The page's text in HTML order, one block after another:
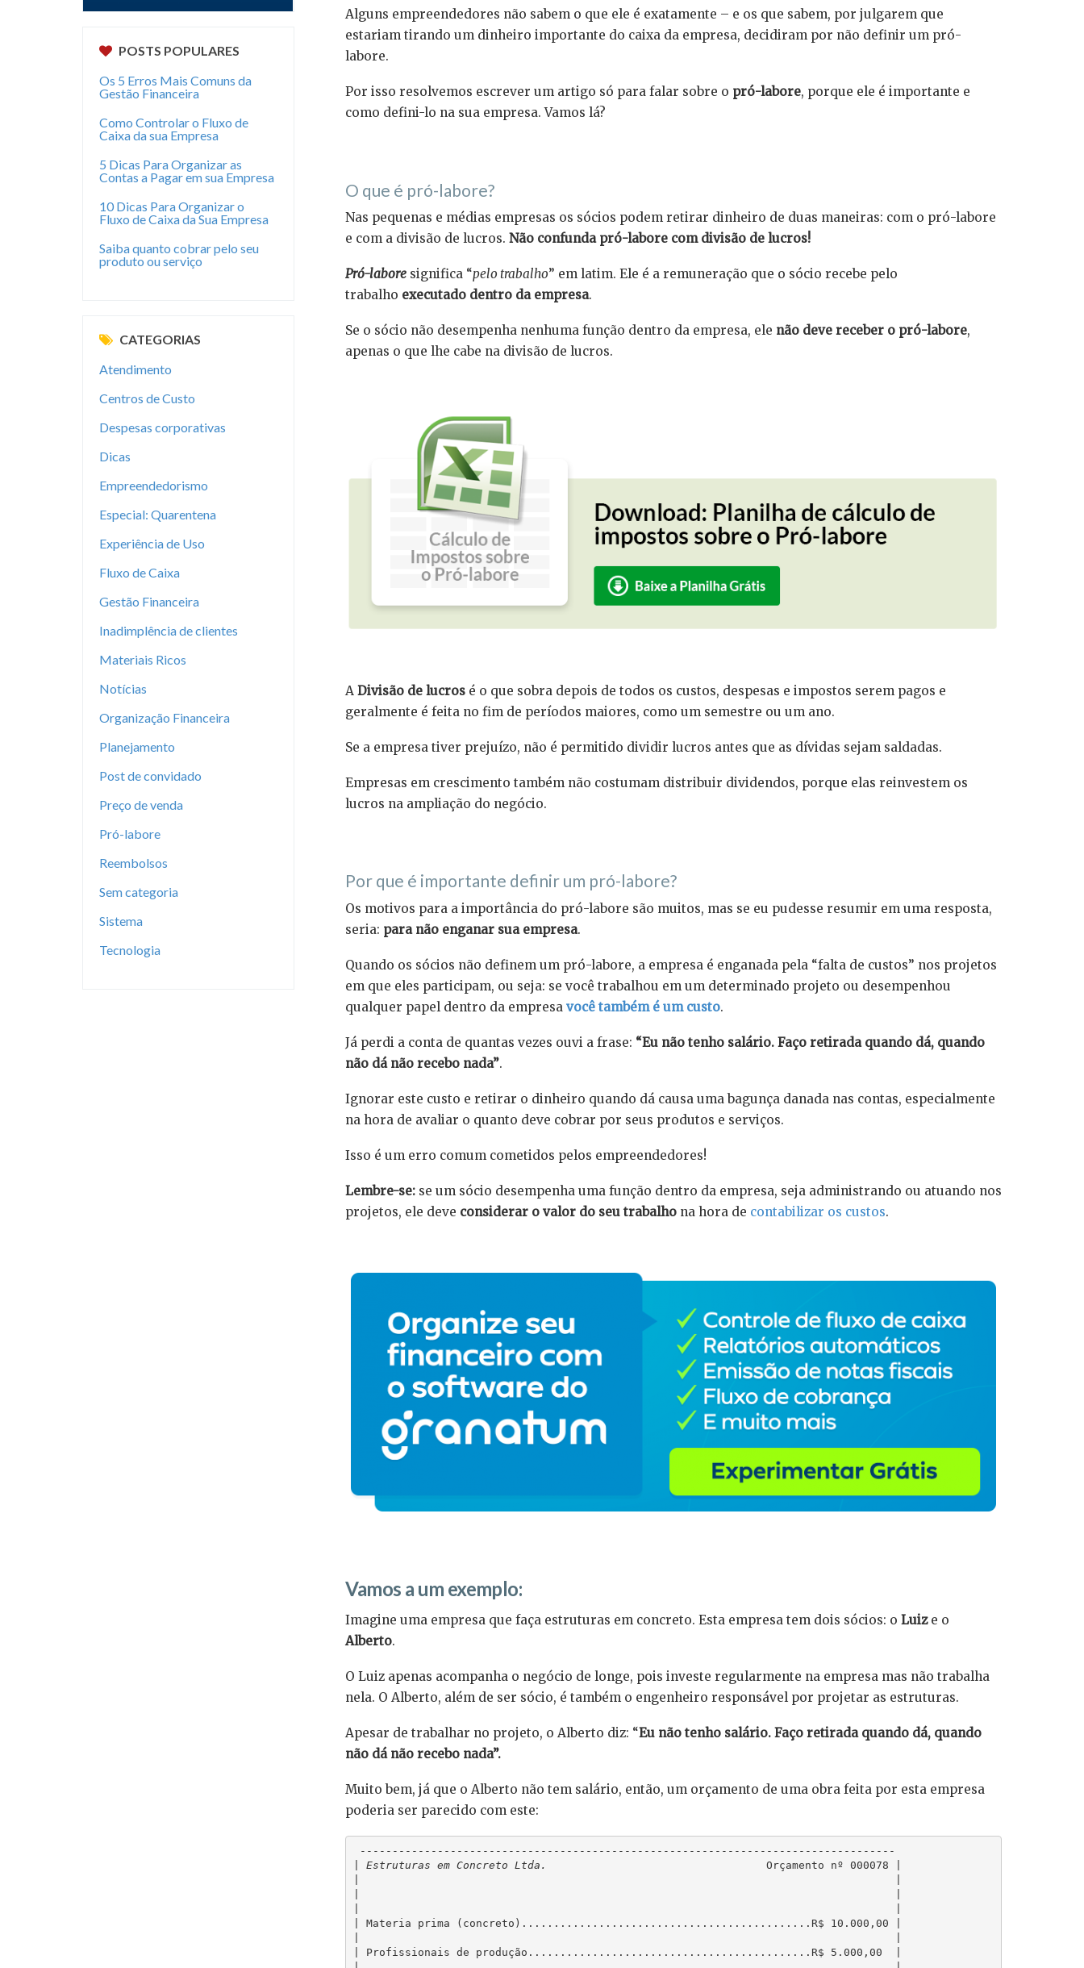
Alguns empreendedores não sabem o que ele é exatamente – e os que sabem, por julgarem que
estariam tirando um dinheiro importante do caixa da empresa, decidiram por não definir um pró-
labore.
Por isso resolvemos escrever um artigo só para falar sobre o pró-labore, porque ele é importante e
como defini-lo na sua empresa. Vamos lá?
O que é pró-labore?
Nas pequenas e médias empresas os sócios podem retirar dinheiro de duas maneiras: com o pró-labore
e com a divisão de lucros. Não confunda pró-labore com divisão de lucros!
Pró-laboresignifica “pelo trabalho” em latim. Ele é a remuneração que o sócio recebe pelo
trabalho executado dentro da empresa.
Se o sócio não desempenha nenhuma função dentro da empresa, ele não deve receber o pró-labore,
apenas o que lhe cabe na divisão de lucros.
ADivisão de lucrosé o que sobra depois de todos os custos, despesas e impostos serem pagos e
geralmente é feita no fim de períodos maiores, como um semestre ou um ano.
Se a empresa tiver prejuízo, não é permitido dividir lucros antes que as dívidas sejam saldadas.
Empresas em crescimento também não costumam distribuir dividendos, porque elas reinvestem os
lucros na ampliação do negócio.
Por que é importante definir um pró-labore?
Os motivos para a importância do pró-labore são muitos, mas se eu pudesse resumir em uma resposta,
seria: para não enganar sua empresa.
Quando os sócios não definem um pró-labore, a empresa é enganada pela “falta de custos” nos projetos
em que eles participam, ou seja: se você trabalhou em um determinado projeto ou desempenhou
qualquer papel dentro da empresa você também é um custo.
Já perdi a conta de quantas vezes ouvi a frase: “Eu não tenho salário. Faço retirada quando dá, quando
não dá não recebo nada”.
Ignorar este custo e retirar o dinheiro quando dá causa uma bagunça danada nas contas, especialmente
na hora de avaliar o quanto deve cobrar por seus produtos e serviços.
Isso é um erro comum cometidos pelos empreendedores!
Lembre-se: se um sócio desempenha uma função dentro da empresa, seja administrando ou atuando nos
projetos, ele deve considerar o valor do seu trabalhona hora de contabilizar os custos.
Vamos a um exemplo:
Imagine uma empresa que faça estruturas em concreto. Esta empresa tem dois sócios: o Luize o
Alberto.
O Luiz apenas acompanha o negócio de longe, pois investe regularmente na empresa mas não trabalha
nela. O Alberto, além de ser sócio, é também o engenheiro responsável por projetar as estruturas.
Apesar de trabalhar no projeto, o Alberto diz: “Eu não tenho salário. Faço retirada quando dá, quando
não dá não recebo nada”.
Muito bem, já que o Alberto não tem salário, então, um orçamento de uma obra feita por esta empresa
poderia ser parecido com este:
Estruturas em Concreto Ltda.
                                  Orçamento nº 000078 |
| Materia prima (concreto).............................................R$ 10.000,00 |
| Profissionais de produção............................................R$ 5.000,00  |
POSTS POPULARES
Os 5 Erros Mais Comuns da
Gestão Financeira
Como Controlar o Fluxo de
Caixa da sua Empresa
5 Dicas Para Organizar as
Contas a Pagar em sua Empresa
10 Dicas Para Organizar o
Fluxo de Caixa da Sua Empresa
Saiba quanto cobrar pelo seu
produto ou serviço
CATEGORIAS
Atendimento
Centros de Custo
Despesas corporativas
Dicas
Empreendedorismo
Especial: Quarentena
Experiência de Uso
Fluxo de Caixa
Gestão Financeira
Inadimplência de clientes
Materiais Ricos
Notícias
Organização Financeira
Planejamento
Post de convidado
Preço de venda
Pró-labore
Reembolsos
Sem categoria
Sistema
Tecnologia